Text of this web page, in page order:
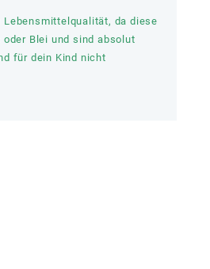
da diese
Blei und sind absolut
für dein Kind nicht